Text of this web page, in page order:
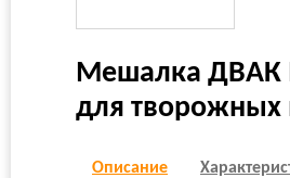
Мешалка ДВАК
для творожных
Описание